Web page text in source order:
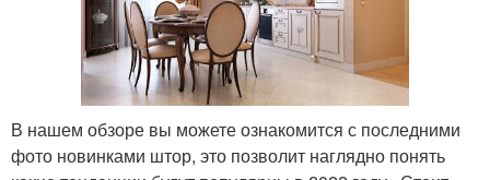
В нашем обзоре вы можете ознакомится с последними
фото новинками штор, это позволит наглядно понять